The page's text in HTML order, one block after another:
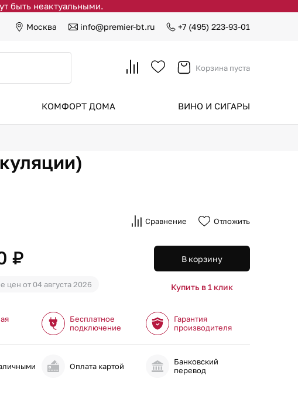
быть неактуальными.
Москва info@premier-bt.ru +7 (495) 223-93-01
Корзина пуста
КОМФОРТ ДОМА ВИНО И СИГАРЫ
Сравнение Отложить
₽
цен от 04 августа 2026
В корзину
Купить в 1 клик
Бесплатное
подключение
Гарантия
производителя
Оплата картой
Банковский
перевод